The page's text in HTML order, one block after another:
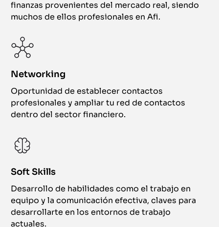
finanzas provenientes del mercado real, siendo
muchos de ellos profesionales en Afi.
Networking
Oportunidad de establecer contactos
profesionales y ampliar tu red de contactos
dentro del sector financiero.
Soft Skills
Desarrollo de habilidades como el trabajo en
equipo y la comunicación efectiva, claves para
desarrollarte en los entornos de trabajo
actuales.